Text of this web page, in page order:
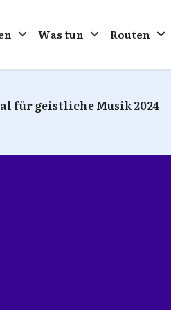
Was tun Routen
für geistliche Musik 2024